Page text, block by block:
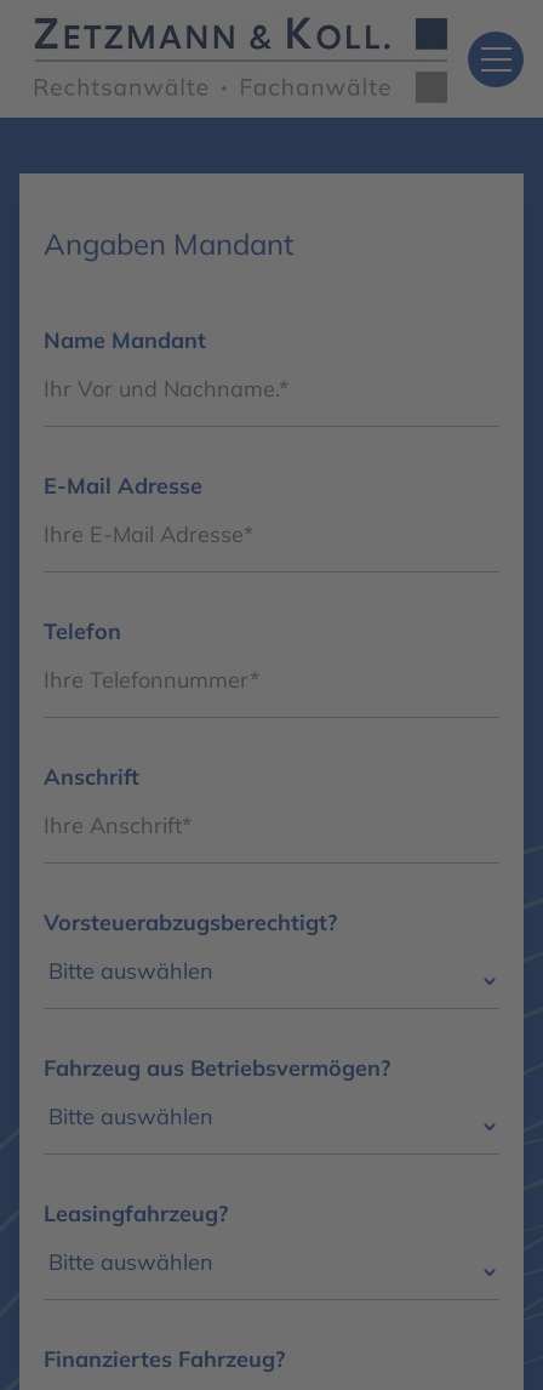
Angaben Mandant
Name Mandant
E-Mail Adresse
Telefon
Anschrift
Vorsteuerabzugsberechtigt?
Fahrzeug aus Betriebsvermögen?
Leasingfahrzeug?
Finanziertes Fahrzeug?